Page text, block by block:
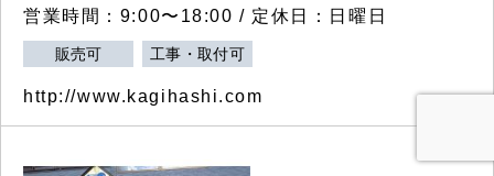
営業時間：9:00〜18:00 / 定休日：日曜日
販売可 工事・取付可
http://www.kagihashi.com